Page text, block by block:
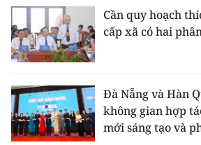
한국어
Cần quy hoạch
cấp xã có hai
Đà Nẵng và Hàn
không gian hợp
mới sáng tạo và